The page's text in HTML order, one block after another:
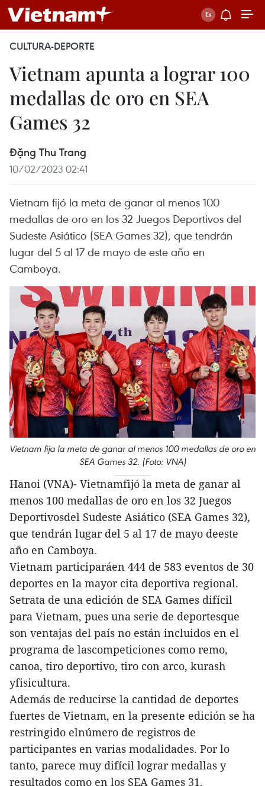
CULTURA-DEPORTE
Vietnam apunta a lograr 100
medallas de oro en SEA
Games 32
Đặng Thu Trang
10/02/2023 02:41
Vietnam fijó la meta de ganar al menos 100
medallas de oro en los 32 Juegos Deportivos del
Sudeste Asiático (SEA Games 32), que tendrán
lugar del 5 al 17 de mayo de este año en
Camboya.
Vietnam fija la meta de ganar al menos 100 medallas de oro en
SEA Games 32. (Foto: VNA)
Hanoi (VNA)- Vietnamfijó la meta de ganar al
menos 100 medallas de oro en los 32 Juegos
Deportivosdel Sudeste Asiático (SEA Games 32),
que tendrán lugar del 5 al 17 de mayo deeste
año en Camboya.
Vietnam participaráen 444 de 583 eventos de 30
deportes en la mayor cita deportiva regional.
Setrata de una edición de SEA Games difícil
para Vietnam, pues una serie de deportesque
son ventajas del país no están incluidos en el
programa de lascompeticiones como remo,
canoa, tiro deportivo, tiro con arco, kurash
yfisicultura.
Además de reducirse la cantidad de deportes
fuertes de Vietnam, en la presente edición se ha
restringido elnúmero de registros de
participantes en varias modalidades. Por lo
tanto, parece muy difícil lograr medallas y
resultados como en los SEA Games 31.